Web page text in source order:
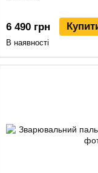
6 490 грн
В наявності